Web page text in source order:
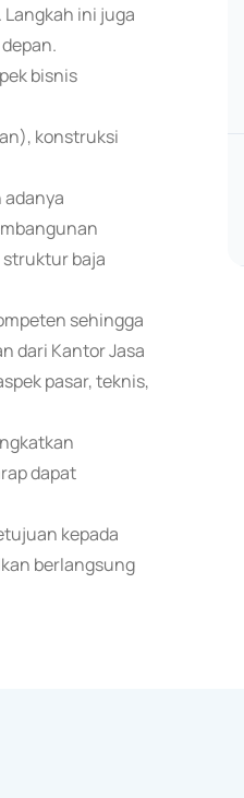
ini juga
bisnis
konstruksi
struktur baja
sehingga
dari Kantor Jasa
pasar, teknis,
dapat
kepada
berlangsung